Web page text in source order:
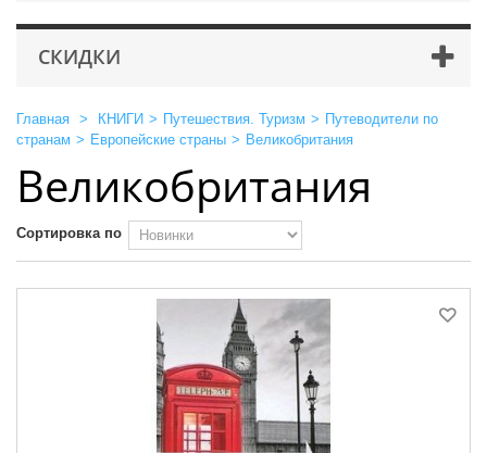
СКИДКИ
Главная > КНИГИ > Путешествия. Туризм > Путеводители по
странам > Европейские страны > Великобритания
Великобритания
Сортировка по